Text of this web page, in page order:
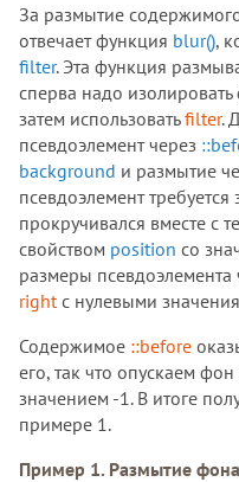
За размытие
отвечает функция blur(),
filter. Эта функция
сперва надо
затем использоватьfilter.
псевдоэлемент через
background и размытие
псевдоэлемент
прокручивался вместе с
свойством position со
размеры псевдоэлемента
right с нулевыми
Содержимое ::before
его, так что опускаем
значением -1. В итоге
примере 1.
Пример 1. Размытие